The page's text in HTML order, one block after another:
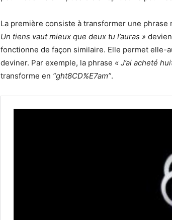
La première consiste à transformer une
Un tiens vaut mieux que deux tu l’auras »
fonctionne de façon similaire. Elle permet elle-
deviner. Par exemple, la phrase « J’ai acheté
transforme en “ght8CD%E7am”.